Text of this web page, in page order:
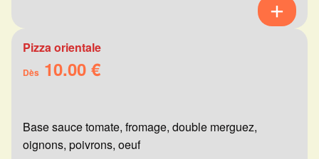
Pizza orientale
Dès 10.00 €
Base sauce tomate, fromage, double merguez,
oignons, poivrons, oeuf